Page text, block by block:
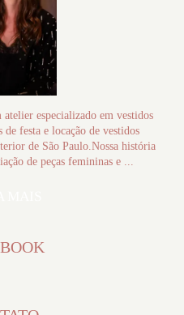
especializado em vestidos
festa e locação de vestidos
de São Paulo.Nossa história
de peças femininas e ...